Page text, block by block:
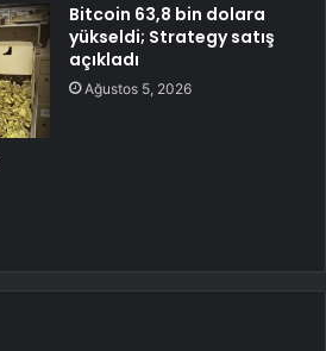
Bitcoin 63,8 bin dolara
yükseldi; Strategy satış
açıkladı
Ağustos 5, 2026